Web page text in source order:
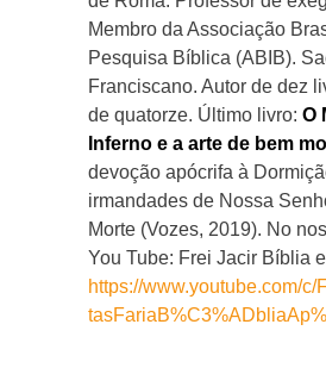
Membro da Associação
Pesquisa Bíblica (ABIB).
Franciscano. Autor de dez
de quatorze. Último livro: O
Inferno e a arte de bem
devoção apócrifa à
irmandades de Nossa
Morte (Vozes, 2019). No
You Tube: Frei Jacir Bíblia
https://www.youtube.com/c/